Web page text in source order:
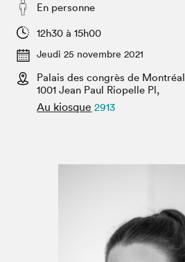
Espace exposant⋅e⋅s
Espace enseignant·e·s
SLM PRO
Salon dans la ville et en ligne
Projets partenaires
En personne
12h30 à 15h00
Jeudi 25 novembre 2021
Palais des congrès de Montréal
1001 Jean Paul Riopelle Pl,
Au kiosque 2913